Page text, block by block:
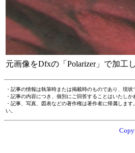
元画像をDfxの「Polarizer」で加工
・記事の情報は執筆時または掲載時のものであり、現状
・記事の内容につき、個別にご回答することはいたしか
・記事、写真、図表などの著作権は著作者に帰属しま
い。